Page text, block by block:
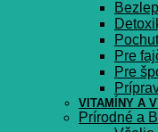
Pre
Pre
VITAMÍNY A
Prírodné a